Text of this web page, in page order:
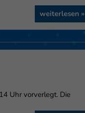
weiterlesen »
Uhr vorverlegt. Die